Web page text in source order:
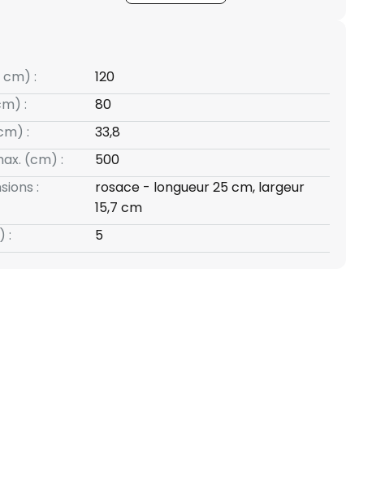
cm) :
120
:
80
:
33,8
(cm) :
500
:
rosace - longueur 25 cm, largeur
15,7 cm
:
5